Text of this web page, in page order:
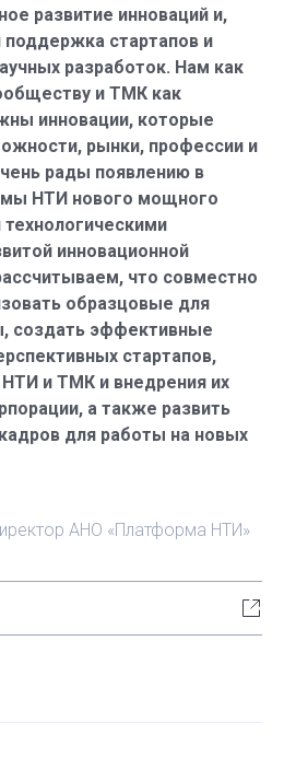
развитие инноваций и,
стартапов и
разработок. Нам как
и ТМК как
инновации, которые
рынки, профессии и
рады появлению в
НТИ нового мощного
инновационной
что совместно
образцовые для
создать эффективные
стартапов,
и ТМК и внедрения их
а также развить
для работы на новых
АНО «Платформа НТИ»